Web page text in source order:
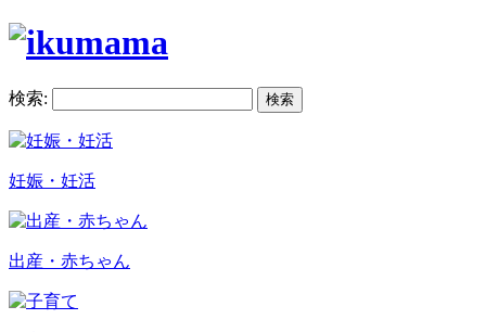
検索:
妊娠・妊活
出産・赤ちゃん